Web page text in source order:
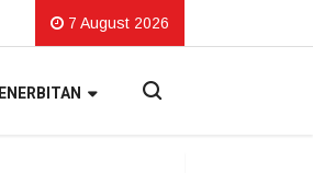
7 August 2026